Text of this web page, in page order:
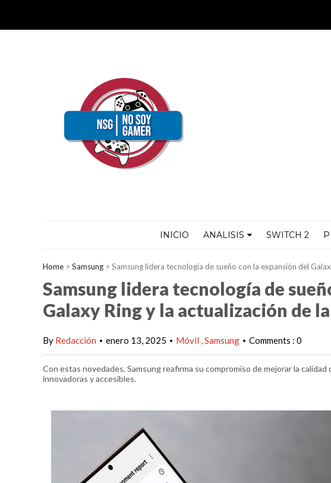
INICIO ANALISIS SWITCH 2
Home > Samsung > Samsung lidera tecnología de sueño con la expansión del
Samsung lidera tecnología de
Galaxy Ring y la actualización de
By Redacción • enero 13, 2025 • Móvil Samsung • Comments : 0
Con estas novedades, Samsung reafirma su compromiso de mejorar la
innovadoras y accesibles.